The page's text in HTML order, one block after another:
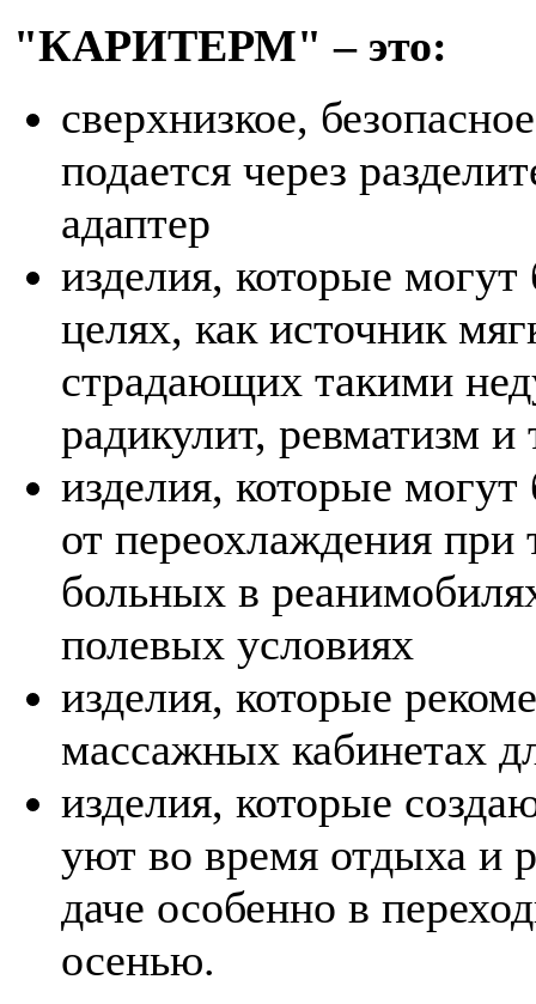
"КАРИТЕРМ" – это:
сверхнизкое,
подается через
адаптер
изделия, которые
целях, как источник
страдающих такими
радикулит, ревматизм и
изделия, которые
от переохлаждения при
больных в
полевых условиях
изделия, которые
массажных кабинетах
изделия, которые
уют во время отдыха и
даче особенно в
осенью.